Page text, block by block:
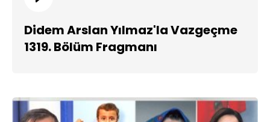
Didem Arslan Yılmaz'la Vazgeçme
1319. Bölüm Fragmanı